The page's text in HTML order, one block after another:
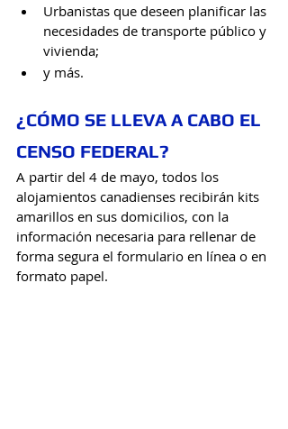
Urbanistas que deseen planificar las
necesidades de transporte público y
vivienda;
y más.
¿CÓMO SE LLEVA A CABO EL
CENSO FEDERAL?
A partir del 4 de mayo, todos los
alojamientos canadienses recibirán kits
amarillos en sus domicilios, con la
información necesaria para rellenar de
forma segura el formulario en línea o en
formato papel.